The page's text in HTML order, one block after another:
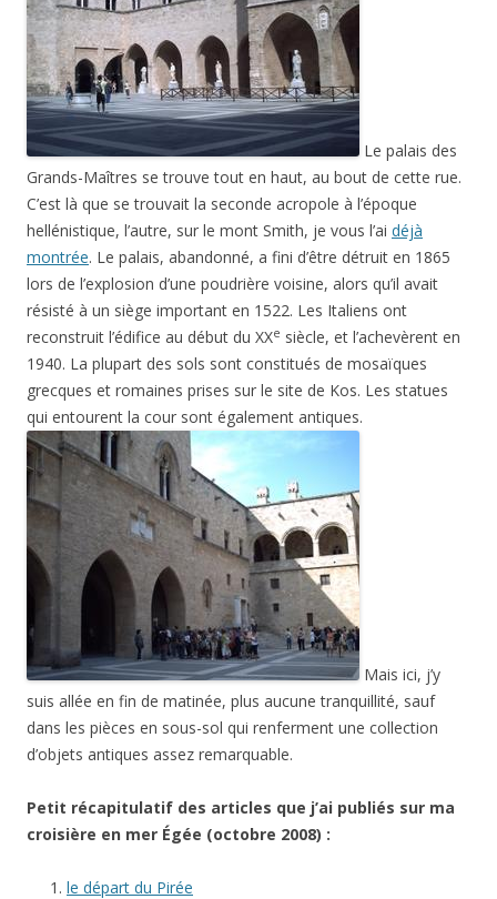
Le palais des
Grands-Maîtres se trouve tout en haut, au bout de cette rue.
C’est là que se trouvait la seconde acropole à l’époque
hellénistique, l’autre, sur le mont Smith, je vous l’ai déjà
montrée. Le palais, abandonné, a fini d’être détruit en 1865
lors de l’explosion d’une poudrière voisine, alors qu’il avait
résisté à un siège important en 1522. Les Italiens ont
reconstruit l’édifice au début du XXe siècle, et l’achevèrent en
1940. La plupart des sols sont constitués de mosaïques
grecques et romaines prises sur le site de Kos. Les statues
qui entourent la cour sont également antiques.
Mais ici, j’y
suis allée en fin de matinée, plus aucune tranquillité, sauf
dans les pièces en sous-sol qui renferment une collection
d’objets antiques assez remarquable.
Petit récapitulatif des articles que j’ai publiés sur ma
croisière en mer Égée (octobre 2008) :
le départ du Pirée